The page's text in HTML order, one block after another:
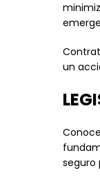
un
seguro